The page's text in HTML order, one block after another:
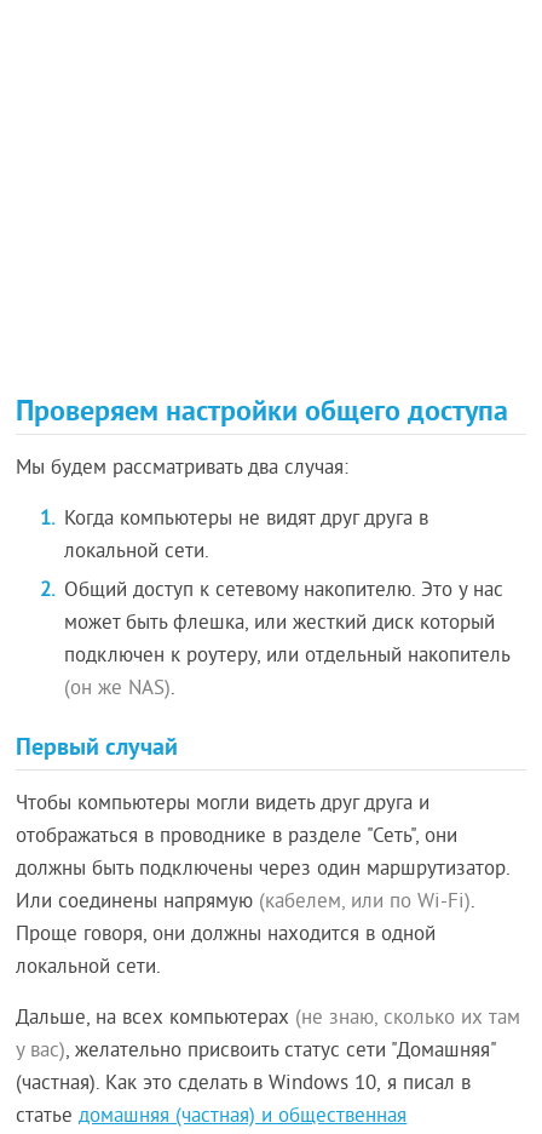
Проверяем настройки общего доступа
Мы будем рассматривать два случая:
Когда компьютеры не видят друг друга в
локальной сети.
Общий доступ к сетевому накопителю. Это у нас
может быть флешка, или жесткий диск который
подключен к роутеру, или отдельный накопитель
(он же NAS).
Первый случай
Чтобы компьютеры могли видеть друг друга и
отображаться в проводнике в разделе "Сеть", они
должны быть подключены через один маршрутизатор.
Или соединены напрямую (кабелем, или по Wi-Fi).
Проще говоря, они должны находится в одной
локальной сети.
Дальше, на всех компьютерах (не знаю, сколько их там
у вас), желательно присвоить статус сети "Домашняя"
(частная). Как это сделать в Windows 10, я писал в
статьедомашняя (частная) и общественная